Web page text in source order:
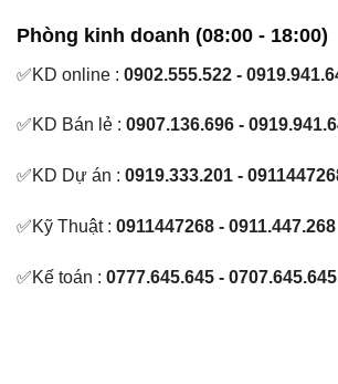
Phòng kinh doanh (08:00 - 18:00)
✅KD online : 0902.555.522 -
✅KD Bán lẻ : 0907.136.696 -
✅KD Dự án : 0919.333.201 -
✅Kỹ Thuật : 0911447268 - 0911.447.268
✅Kế toán : 0777.645.645 - 0707.645.645